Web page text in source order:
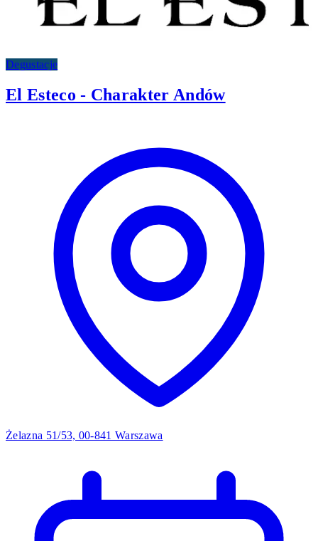
Degustacje
El Esteco - Charakter Andów
Żelazna 51/53, 00-841 Warszawa